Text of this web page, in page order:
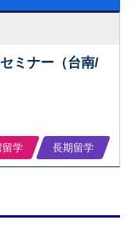
ミナー（台南/
留学 長期留学